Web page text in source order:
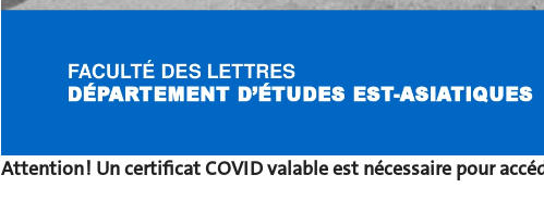
Attention ! Un certificat COVID valable est nécessaire pour